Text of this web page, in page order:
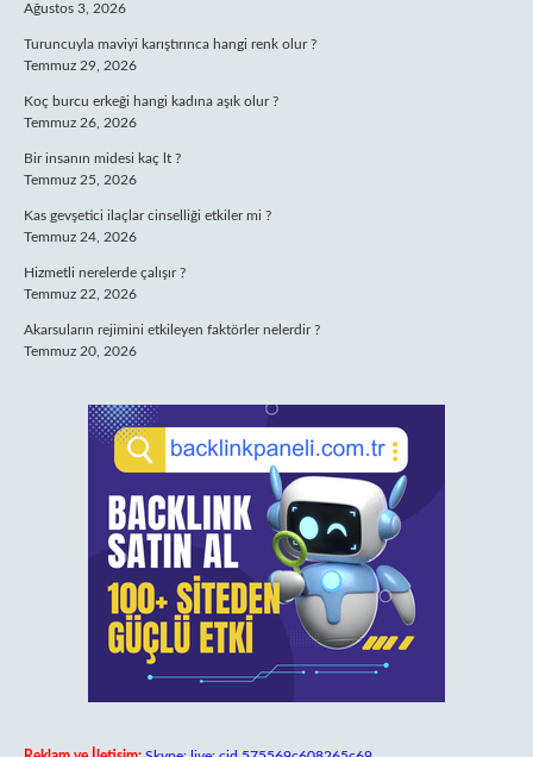
Ağustos 3, 2026
Turuncuyla maviyi karıştırınca hangi renk olur ?
Temmuz 29, 2026
Koç burcu erkeği hangi kadına aşık olur ?
Temmuz 26, 2026
Bir insanın midesi kaç lt ?
Temmuz 25, 2026
Kas gevşetici ilaçlar cinselliği etkiler mi ?
Temmuz 24, 2026
Hizmetli nerelerde çalışır ?
Temmuz 22, 2026
Akarsuların rejimini etkileyen faktörler nelerdir ?
Temmuz 20, 2026